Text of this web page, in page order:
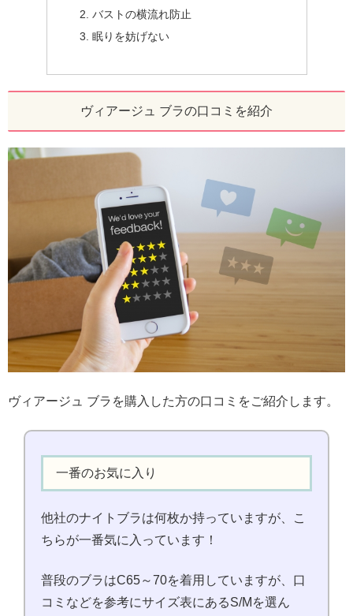
バストの横流れ防止
眠りを妨げない
ヴィアージュ ブラの口コミを紹介
ヴィアージュ ブラを購入した方の口コミをご紹介します。
一番のお気に入り
他社のナイトブラは何枚か持っていますが、こ
ちらが一番気に入っています！
普段のブラはC65～70を着用していますが、口
コミなどを参考にサイズ表にあるS/Mを選ん